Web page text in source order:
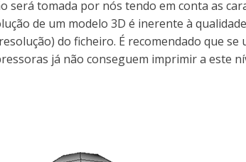
tomada por nós tendo em conta as
de um modelo 3D é inerente à
do ficheiro. É recomendado que se
já não conseguem imprimir a este